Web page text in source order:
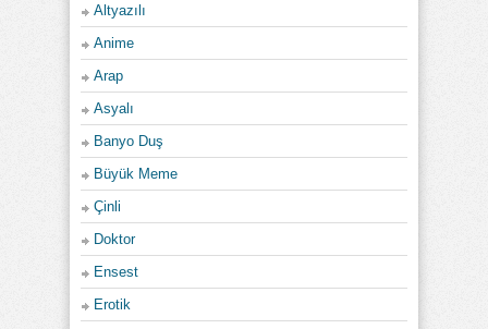
Altyazılı
Anime
Arap
Asyalı
Banyo Duş
Büyük Meme
Çinli
Doktor
Ensest
Erotik